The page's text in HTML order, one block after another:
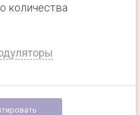
количества